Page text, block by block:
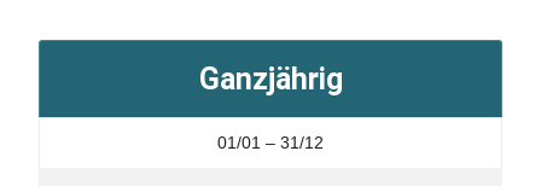
Ganzjährig
01/01 – 31/12